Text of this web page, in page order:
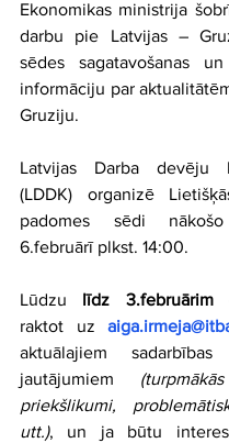
Ekonomikas ministrija
darbu pie Latvijas –
sēdes sagatavošanas
informāciju par
Gruziju.
Latvijas Darba devēju
(LDDK) organizē
padomes sēdi
6.februārī plkst. 14:00.
Lūdzu līdz 3.februārim
raktot uz
aktuālajiem
jautājumiem
priekšlikumi,
utt.), un ja būtu